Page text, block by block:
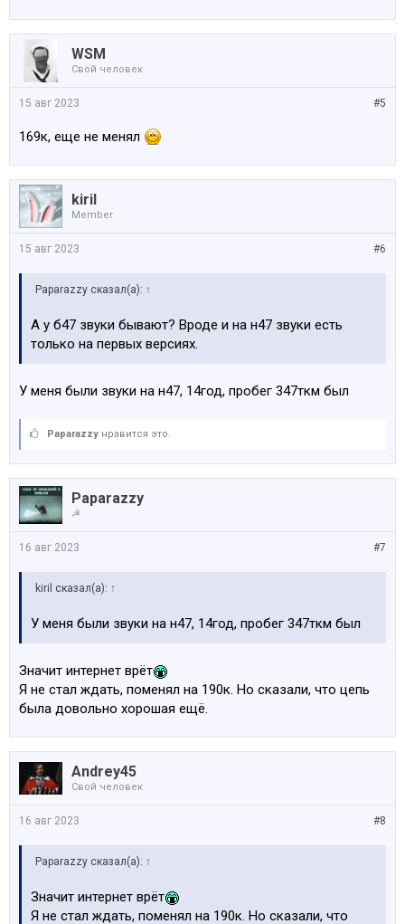
WSM
Свой человек
#5
15 авг 2023
169к, еще не менял
kiril
Member
#6
15 авг 2023
Paparazzy сказал(а): ↑
А у б47 звуки бывают? Вроде и на н47 звуки есть
только на первых версиях.
У меня были звуки на н47, 14год, пробег 347ткм был
Paparazzy нравится это.
Paparazzy
☭
#7
16 авг 2023
kiril сказал(а): ↑
У меня были звуки на н47, 14год, пробег 347ткм был
Значит интернет врёт
Я не стал ждать, поменял на 190к. Но сказали, что цепь
была довольно хорошая ещё.
Andrey45
Свой человек
#8
16 авг 2023
Paparazzy сказал(а): ↑
Значит интернет врёт
Я не стал ждать, поменял на 190к. Но сказали, что